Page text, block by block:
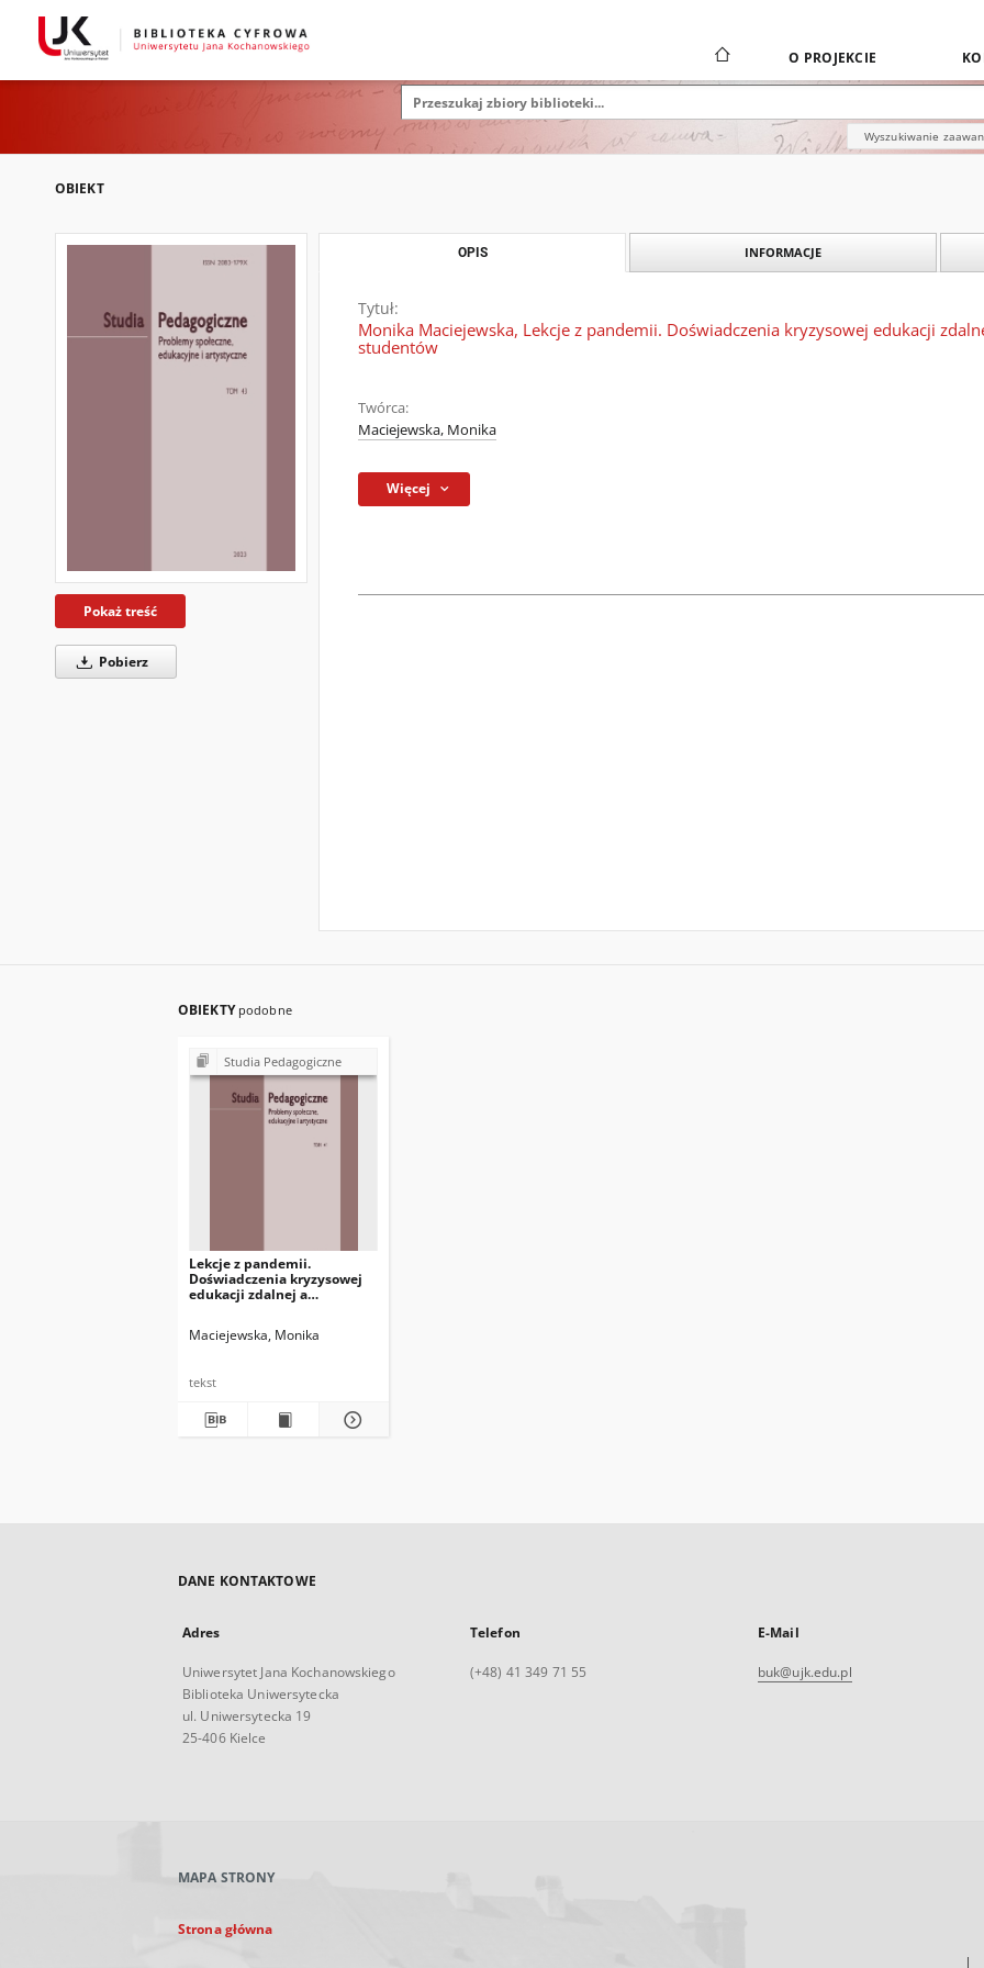
O PROJEKCIE
Wyszukiwanie
OBIEKT
Pokaż treść
Pobierz
OPIS INFORMACJE
Tytuł:
Monika Maciejewska, Lekcje z pandemii. Doświadczenia kryzysowej edukacji
studentów
Twórca:
Maciejewska, Monika
Więcej
OBIEKTY podobne
Studia Pedagogiczne
Lekcje z pandemii.
Doświadczenia kryzysowej
edukacji zdalnej a
się studentów
Maciejewska, Monika
tekst
DANE KONTAKTOWE
Adres
Uniwersytet Jana Kochanowskiego
Biblioteka Uniwersytecka
ul. Uniwersytecka 19
25-406 Kielce
Telefon
(+48) 41 349 71 55
E-Mail
buk@ujk.edu.pl
MAPA STRONY
Strona główna